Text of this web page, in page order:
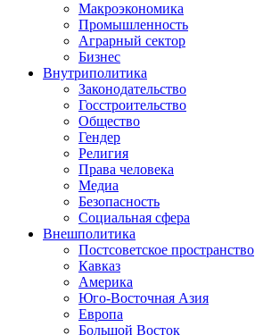
Макроэкономика
Промышленность
Аграрный сектор
Бизнес
Внутриполитика
Законодательство
Госстроительство
Общество
Гендер
Религия
Права человека
Медиа
Безопасность
Социальная сфера
Внешполитика
Постсоветское пространство
Кавказ
Америка
Юго-Восточная Азия
Европа
Большой Восток